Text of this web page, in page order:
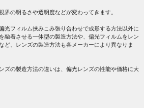
界の明るさや透明度などが変わってきます。
光フィルム挟みこみ張り合わせで成形する方法以外に
融着させる一体型の製造方法や、偏光フィルムをレン
ど、レンズの製造方法も各メーカーにより異なりま
ズの製造方法の違いは、偏光レンズの性能や価格に大